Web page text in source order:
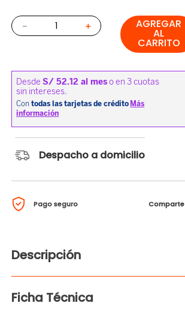
＋
－ AGREGAR
AL
CARRITO
Despacho a domicilio
Pago seguro Comparte
Descripción
Ficha Técnica